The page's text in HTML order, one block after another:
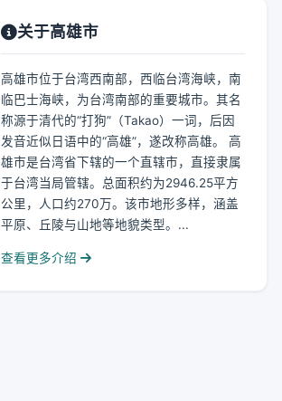
关于高雄市
高雄市位于台湾西南部，西临台湾海峡，南
临巴士海峡，为台湾南部的重要城市。其名
称源于清代的“打狗”（Takao）一词，后因
发音近似日语中的“高雄”，遂改称高雄。 高
雄市是台湾省下辖的一个直辖市，直接隶属
于台湾当局管辖。总面积约为2946.25平方
公里，人口约270万。该市地形多样，涵盖
平原、丘陵与山地等地貌类型。...
查看更多介绍